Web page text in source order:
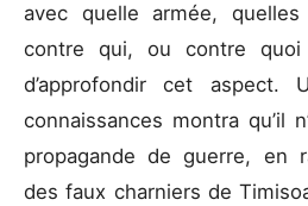
avec quelle armée,
contre qui, ou contre quoi
d’approfondir cet aspect.
connaissances montra qu’il
propagande de guerre, en
des faux charniers de